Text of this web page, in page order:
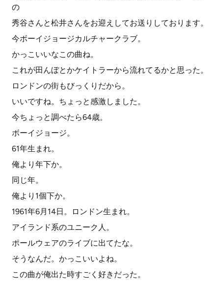
の
秀谷さんと松井さんをお迎えしてお送りしております。
今ボーイジョージカルチャークラブ。
かっこいいなこの曲ね。
これが田んぼとかケイトラーから流れてるかと思った。
ロンドンの街もびっくりだから。
いいですね。ちょっと感激しました。
今ちょっと調べたら64歳。
ボーイジョージ。
61年生まれ。
俺より年下か。
同じ年。
俺より1個下か。
1961年6月14日。ロンドン生まれ。
アイランド系のユニーク人。
ポールウェアのライブに出てたな。
そうなんだ。かっこいいよね。
この曲が俺出た時すごく好きだった。